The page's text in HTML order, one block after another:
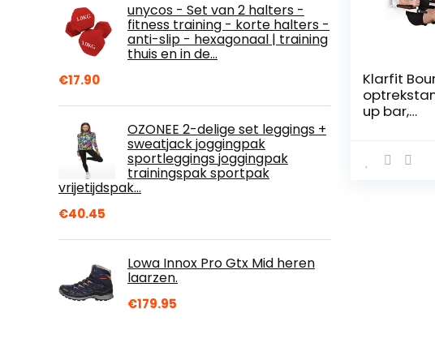
unycos - Set van 2 halters -
fitness training - korte halters -
anti-slip - hexagonaal | training
thuis en in de…
€17.90
OZONEE 2-delige set leggings +
sweatjack joggingpak
sportleggings joggingpak
trainingspak sportpak
vrijetijdspak…
€40.45
Lowa Innox Pro Gtx Mid heren
laarzen.
€179.95
Klarfit
up bar,
pull ups,